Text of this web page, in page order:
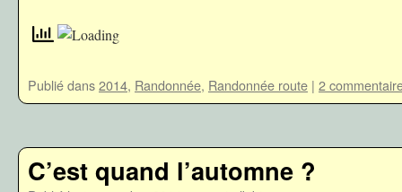
Publié dans2014, Randonnée, Randonnée route | 2
C’est quand l’automne ?